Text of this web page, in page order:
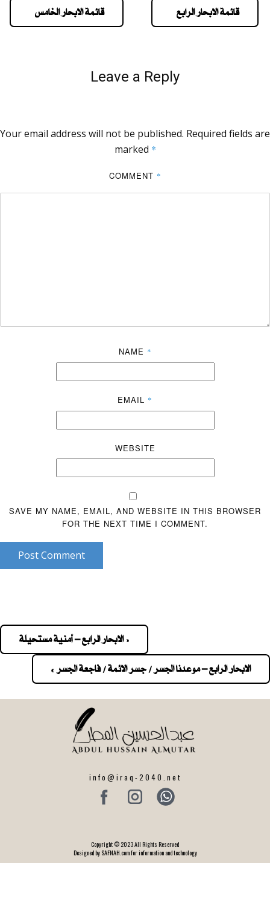
قائمة الابحار الخامس قائمة الابحار الرابع
Leave a Reply
Your email address will not be published. Required fields are
marked *
COMMENT *
NAME *
EMAIL *
WEBSITE
SAVE MY NAME, EMAIL, AND WEBSITE IN THIS BROWSER
FOR THE NEXT TIME I COMMENT.
Post Comment
navigation
« الابحار الرابع – أمنية مستحيلة
الابحار الرابع – موعدنا الجسر / جسر الائمة / فاجعة الجسر »
info@iraq-2040.net
Copyright © 2023 All Rights Reserved
Designed by SAFNAH.com for information and technology